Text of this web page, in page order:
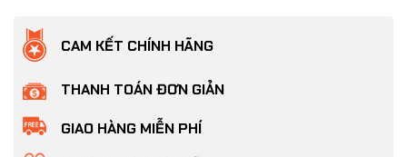
CAM KẾT CHÍNH HÃNG
THANH TOÁN ĐƠN GIẢN
GIAO HÀNG MIỄN PHÍ